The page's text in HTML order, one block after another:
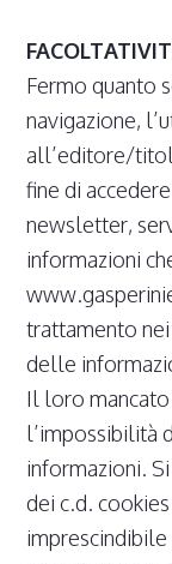
Fermo quanto
navigazione,
all’editore/
fine di
newsletter,
informazioni
trattamento
delle
Il loro
l’impossibilità
informazioni.
dei c.d.